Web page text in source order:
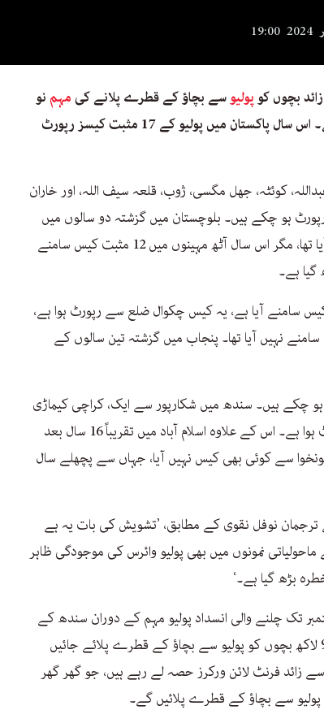
پولیو سے بچاؤ کے قطرے پلانے کیمہمنو
ستمبر سے 15 ستمبر تک چلائی جا رہی ہے۔ اس سال پاکستان میں پولیو کے 17 مثبت کیسز رپورٹ
کوئٹہ، جھل مگسی، ژوب، قلعہ سیف اللہ، اور خاران
12 پولیو کیسز رپورٹ ہو چکے ہیں۔ بلوچستان میں گزشتہ دو سالوں میں
پولیو کا ایک بھی مثبت کیس سامنے نہیں آیا تھا، مگر اس سال آٹھ مہینوں میں 12 مثبت کیس سامنے
ہے۔
سامنے آیا ہے، یہ کیس چکوال ضلع سے رپورٹ ہوا ہے،
نہیں آیا تھا۔ پنجاب میں گزشتہ تین سالوں کے
چکے ہیں۔ سندھ میں شکارپور سے ایک، کراچی کیماڑی
سے ایک، اور حیدرآباد سے ایک کیس رپورٹ ہوا ہے۔ اس کے علاوہ اسلام آباد میں تقریباً 16 سال بعد
سے کوئی بھی کیس نہیں آیا، جہاں سے پچھلے سال
ترجمان نوفل نقوی کے مطابق، ’تشویش کی بات یہ ہے
نمونوں میں بھی پولیو وائرس کی موجودگی ظاہر
بڑھ گیا ہے۔‘
نقوی کے مطابق نو ستمبر سے 15 ستمبر تک چلنے والی انسداد پولیو مہم کے دوران سندھ کے
30 اضلاع میں پانچ سال سے کم عمر کے 94 لاکھ بچوں کو پولیو سے بچاؤ کے قطرے پلائے جائیں
گے۔ اس مہم کی کامیابی کے لیے 70,000 سے زائد فرنٹ لائن ورکرز حصہ لے رہے ہیں، جو گھر گھر
پولیو سے بچاؤ کے قطرے پلائیں گے۔